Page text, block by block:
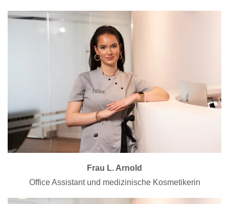
Frau L. Arnold
Office Assistant und medizinische Kosmetikerin